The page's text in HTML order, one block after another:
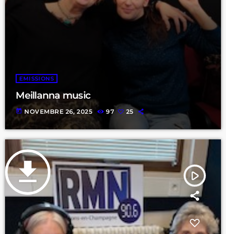
EMISSIONS
Meillanna music
today NOVEMBRE 26, 2025 97 25
play_arrow
file_download